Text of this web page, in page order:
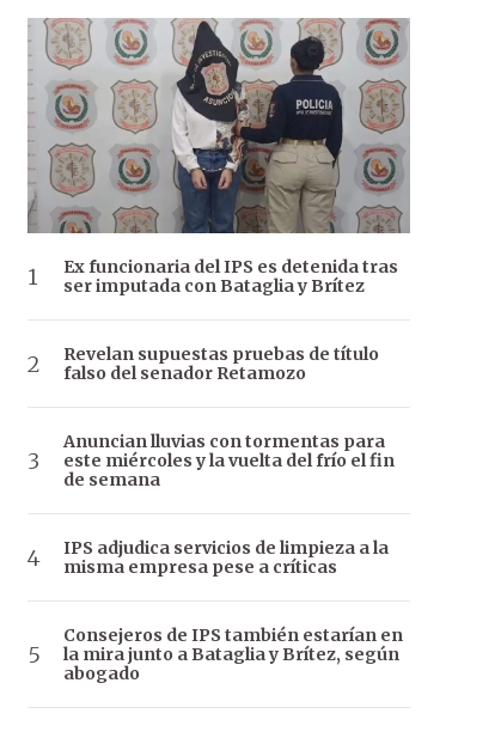
Ex funcionaria del IPS es detenida tras
ser imputada con Bataglia y Brítez
Revelan supuestas pruebas de título
falso del senador Retamozo
Anuncian lluvias con tormentas para
este miércoles y la vuelta del frío el fin
de semana
IPS adjudica servicios de limpieza a la
misma empresa pese a críticas
Consejeros de IPS también estarían en
la mira junto a Bataglia y Brítez, según
abogado